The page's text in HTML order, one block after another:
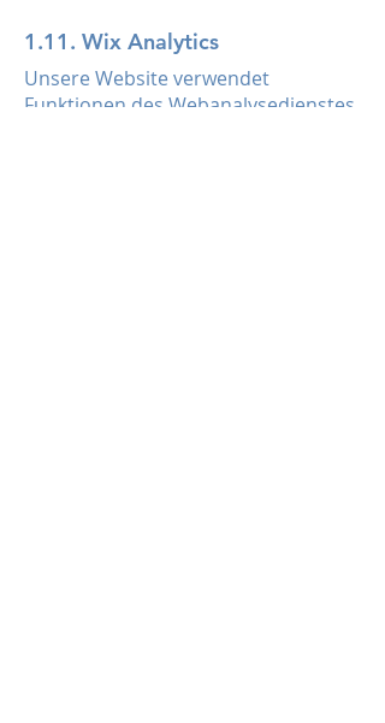
1.11. Wix Analytics
Unsere Website verwendet
Funktionen des Webanalysedienstes